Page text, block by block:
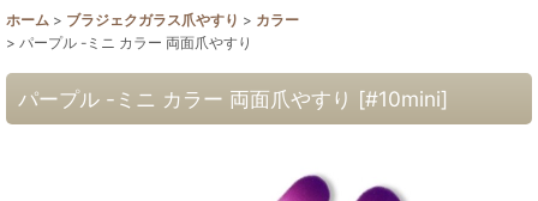
ホーム > ブラジェクガラス爪やすり > カラー
> パープル -ミニ カラー 両面爪やすり
パープル -ミニ カラー 両面爪やすり [#10mini]